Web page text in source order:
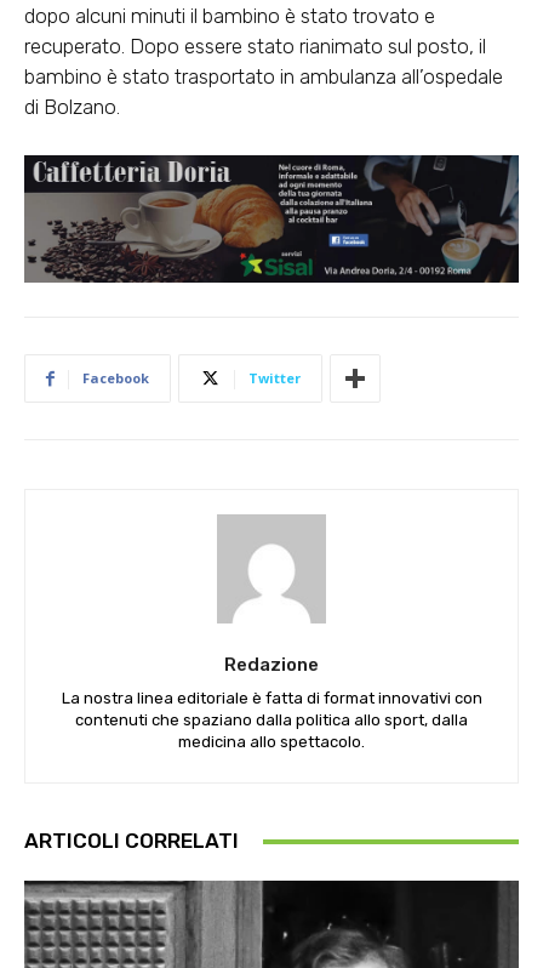
dopo alcuni minuti il bambino è stato trovato e
recuperato. Dopo essere stato rianimato sul posto, il
bambino è stato trasportato in ambulanza all’ospedale
di Bolzano.
Facebook Twitter
Redazione
La nostra linea editoriale è fatta di format innovativi con
contenuti che spaziano dalla politica allo sport, dalla
medicina allo spettacolo.
ARTICOLI CORRELATI